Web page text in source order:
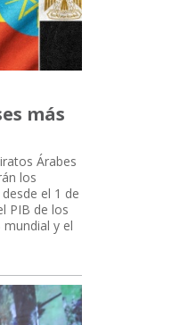
más
Árabes
los
el 1 de
PIB de los
mundial y el